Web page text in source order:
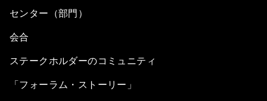
センター（部門）
会合
ステークホルダーのコミュニティ
「フォーラム・ストーリー」